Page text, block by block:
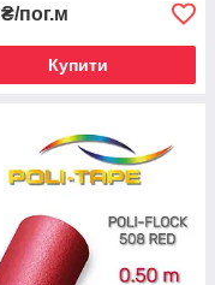
₴/пог.м
Купити